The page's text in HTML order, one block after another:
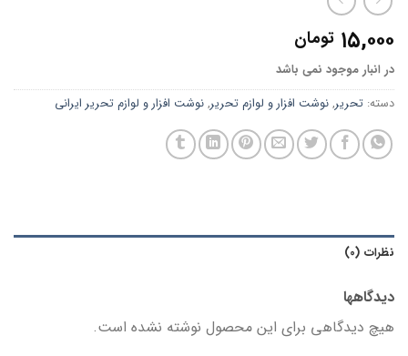
۱۵,۰۰۰ تومان
در انبار موجود نمی باشد
دسته: تحریر, نوشت افزار و لوازم تحریر, نوشت افزار و لوازم تحریر ایرانی
نظرات (0)
دیدگاهها
هیچ دیدگاهی برای این محصول نوشته نشده است.